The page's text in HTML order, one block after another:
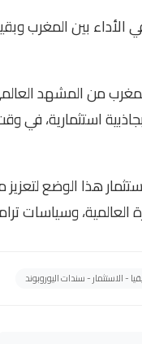
الأداء بين المغرب
من المشهد
استثمارية، في
هذا الوضع
وسياسات
- الاستثمار - سندات اليوروبوند